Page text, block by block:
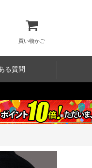
買い物かご
る質問